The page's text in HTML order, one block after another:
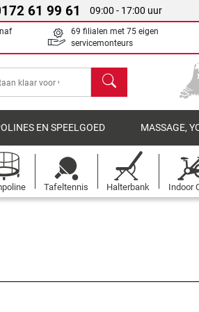
61 99 61 09:00 - 17:00 uur
69 filialen met 75 eigen
servicemonteurs
Zoeken
EN SPEELGOED MASSAGE,
Tafeltennis Halterbank Indoor